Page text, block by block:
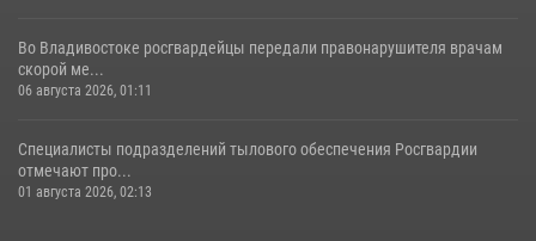
Во Владивостоке росгвардейцы передали правонарушителя врачам
скорой ме...
06 августа 2026, 01:11
Специалисты подразделений тылового обеспечения Росгвардии
отмечают про...
01 августа 2026, 02:13